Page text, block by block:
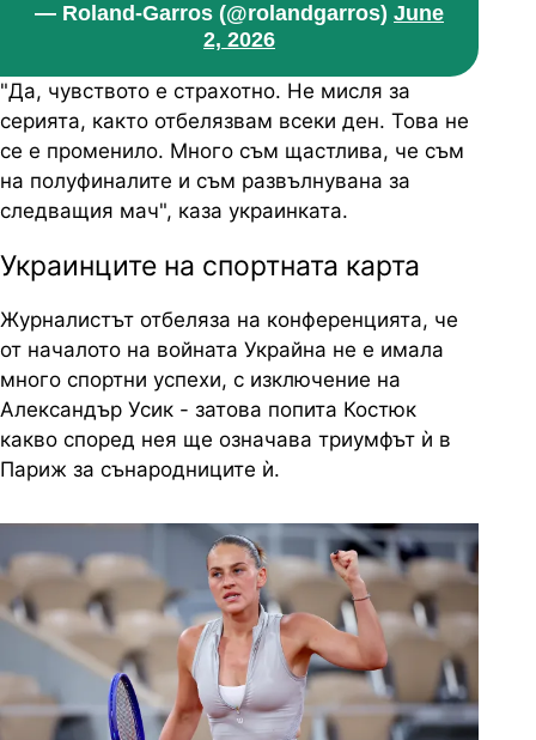
— Roland-Garros (@rolandgarros) June
2, 2026
"Да, чувството е страхотно. Не мисля за
серията, както отбелязвам всеки ден. Това не
се е променило. Много съм щастлива, че съм
на полуфиналите и съм развълнувана за
следващия мач", каза украинката.
Украинците на спортната карта
Журналистът отбеляза на конференцията, че
от началото на войната Украйна не е имала
много спортни успехи, с изключение на
Александър Усик - затова попита Костюк
какво според нея ще означава триумфът ѝ в
Париж за сънародниците ѝ.